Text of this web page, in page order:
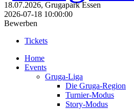
18.07.2026, Grugapark Essen
2026-07-18 10:00:00
Bewerben
Tickets
Home
Events
Gruga-Liga
Die Gruga-Region
Turnier-Modus
Story-Modus